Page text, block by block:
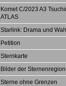
Komet C/2023 A3
ATLAS
Starlink: Drama und
Petition
Sternkarte
Bilder der Sternenregion
Sterne ohne Grenzen